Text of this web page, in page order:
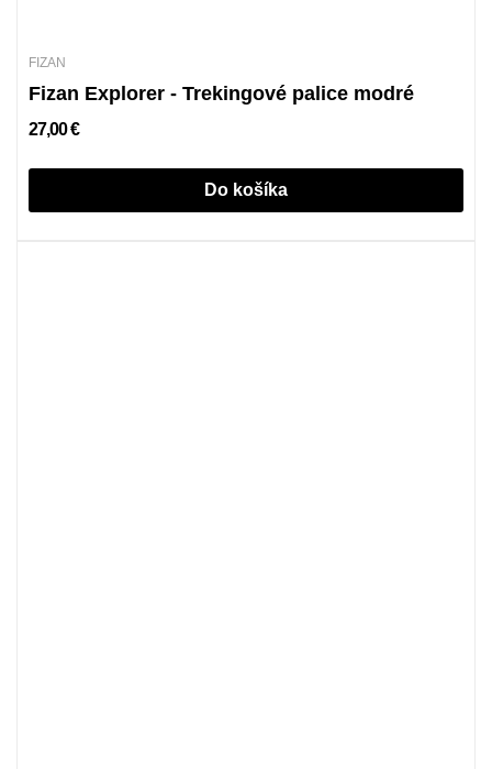
FIZAN
Fizan Explorer - Trekingové palice modré
27,00 €
Do košíka